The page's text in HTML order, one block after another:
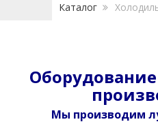
Каталог
Оборудование
Мы производим